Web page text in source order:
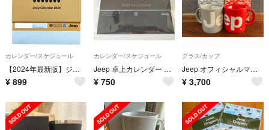
カレンダー/スケジュール
【2024年最新版】ジープ Jeep 公式カレンダー オリジナル 卓上カレンダー
¥ 899
カレンダー/スケジュール
Jeep 卓上カレンダー 2024年版
¥ 750
グラス/カップ
Jeep オフィシャルマグカップ グレー レッド 新品未使用
¥ 3,700